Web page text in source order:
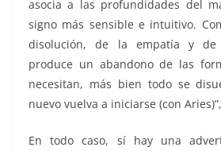
asocia a las profundidades del
signo más sensible e intuitivo.
disolución, de la empatía y de
produce un abandono de las
necesitan, más bien todo se
nuevo vuelva a iniciarse (con
En todo caso, sí hay una